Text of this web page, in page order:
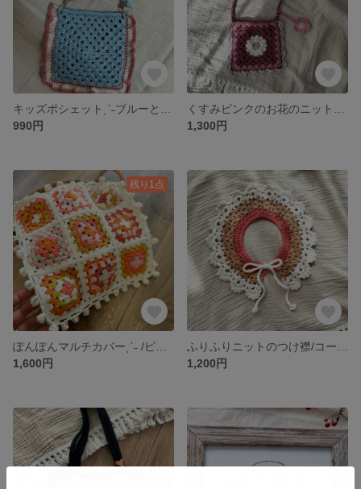
990円
1,300円
残り1点
1,600円
1,200円